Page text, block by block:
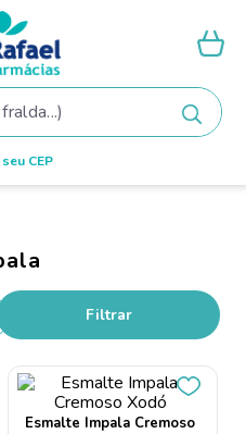
CEP
Filtrar
Esmalte Impala Cremoso